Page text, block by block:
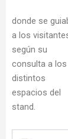
donde se
a los
según su
consulta a los
distintos
espacios del
stand.